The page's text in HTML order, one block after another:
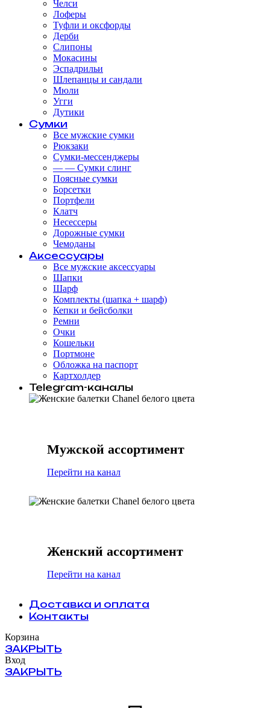
Челси
Лоферы
Туфли и оксфорды
Дерби
Слипоны
Мокасины
Эспадрильи
Шлепанцы и сандали
Мюли
Угги
Дутики
Сумки
Все мужские сумки
Рюкзаки
Сумки-мессенджеры
— — Сумки слинг
Поясные сумки
Борсетки
Портфели
Клатч
Несессеры
Дорожные сумки
Чемоданы
Аксессуары
Все мужские аксессуары
Шапки
Шарф
Комплекты (шапка + шарф)
Кепки и бейсболки
Ремни
Очки
Кошельки
Портмоне
Обложка на паспорт
Картхолдер
Telegram-каналы
Мужской ассортимент
Перейти на канал
Женский ассортимент
Перейти на канал
Доставка и оплата
Контакты
Корзина
ЗАКРЫТЬ
Вход
ЗАКРЫТЬ